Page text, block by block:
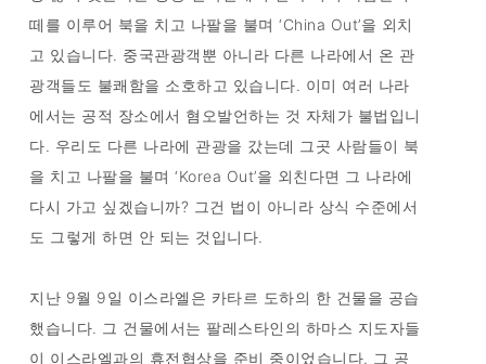
떼를 이루어 북을 치고 나팔을 불며 ‘China Out’을 외치
고 있습니다. 중국관광객뿐 아니라 다른 나라에서 온 관
광객들도 불쾌함을 소호하고 있습니다. 이미 여러 나라
에서는 공적 장소에서 혐오발언하는 것 자체가 불법입니
다. 우리도 다른 나라에 관광을 갔는데 그곳 사람들이 북
을 치고 나팔을 불며 ‘Korea Out’을 외친다면 그 나라에
다시 가고 싶겠습니까? 그건 법이 아니라 상식 수준에서
도 그렇게 하면 안 되는 것입니다.
지난 9월 9일 이스라엘은 카타르 도하의 한 건물을 공습
했습니다. 그 건물에서는 팔레스타인의 하마스 지도자들
이 이스라엘과의 휴전협상을 준비 중이었습니다. 그 공